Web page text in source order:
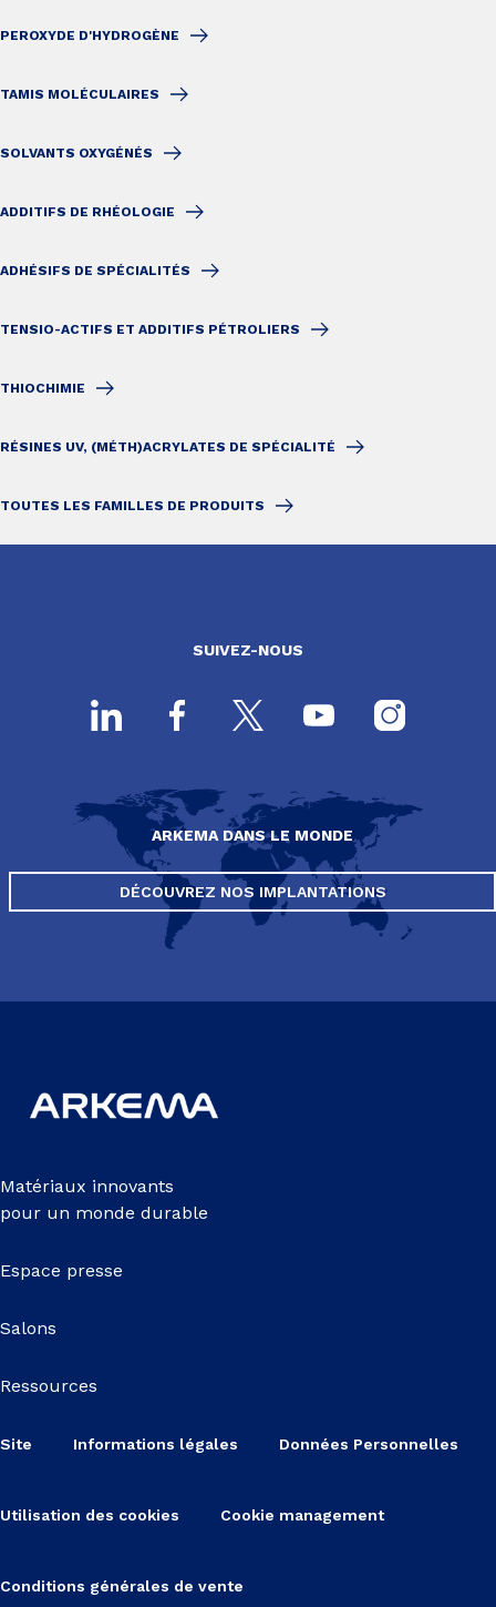
PEROXYDE D'HYDROGÈNE
TAMIS MOLÉCULAIRES
SOLVANTS OXYGÉNÉS
ADDITIFS DE RHÉOLOGIE
ADHÉSIFS DE SPÉCIALITÉS
TENSIO-ACTIFS ET ADDITIFS PÉTROLIERS
THIOCHIMIE
RÉSINES UV, (MÉTH)ACRYLATES DE SPÉCIALITÉ
TOUTES LES FAMILLES DE PRODUITS
SUIVEZ-NOUS
ARKEMA DANS LE MONDE
DÉCOUVREZ NOS IMPLANTATIONS
Matériaux innovants
pour un monde durable
Espace presse
Salons
Ressources
Site Informations légales Données Personnelles
Utilisation des cookies Cookie management
Conditions générales de vente